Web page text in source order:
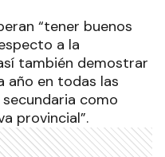
“tener buenos
a la
también demostrar
año en todas las
como
provincial”.